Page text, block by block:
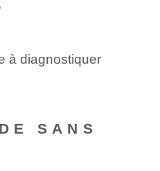
à diagnostiquer
SANS